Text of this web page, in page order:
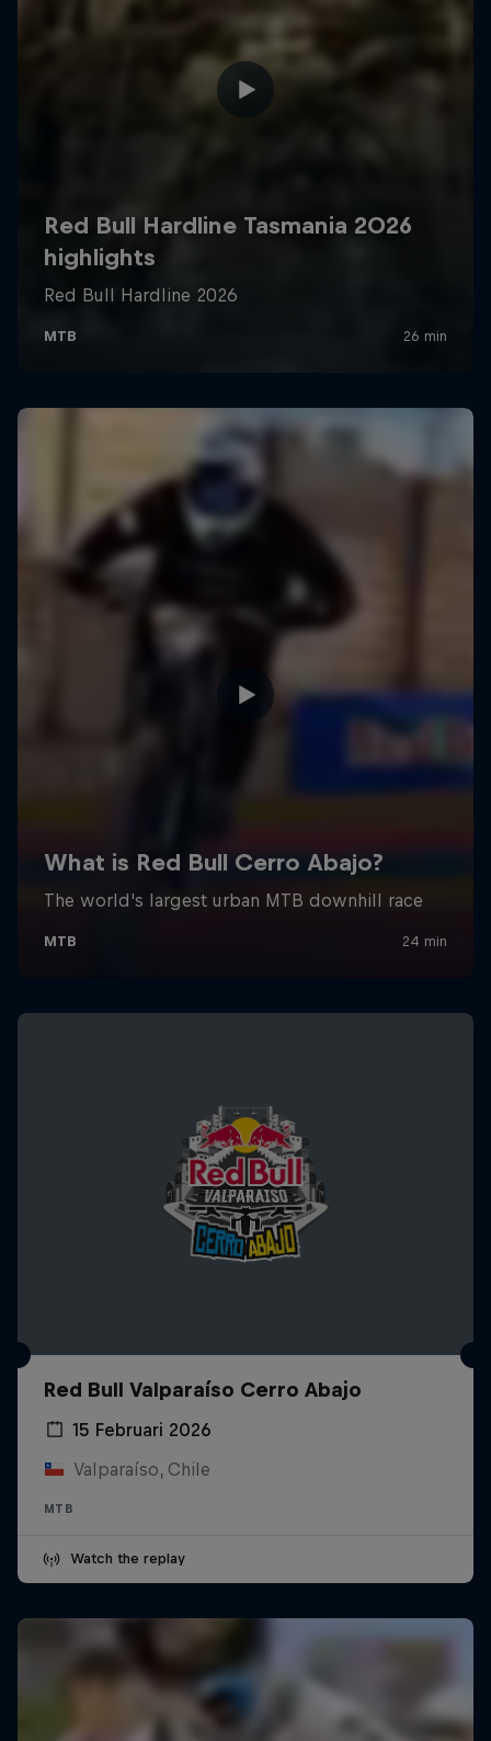
Red Bull Valparaíso Cerro Abajo
15 Februari 2026
Valparaíso, Chile
MTB
Watch the replay